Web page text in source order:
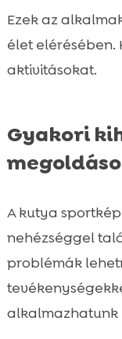
Ezek az
élet elérésében.
aktivitásokat.
Gyakori
A kutya
nehézséggel
problémák
alkalmazhatunk